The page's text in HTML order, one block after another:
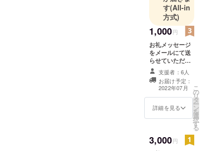
す(All-in
方式)
1,000円
お礼メッセージ
をメールにて送
らせていただき
ます。 （リス
ナー名を必ず備
考欄に記載お願
い致します。）
支援者：6人
お届け予定：
2022年07月
詳細を見る
こ
の
リ
タ
ー
ン
を
選
択
す
る
3,000円